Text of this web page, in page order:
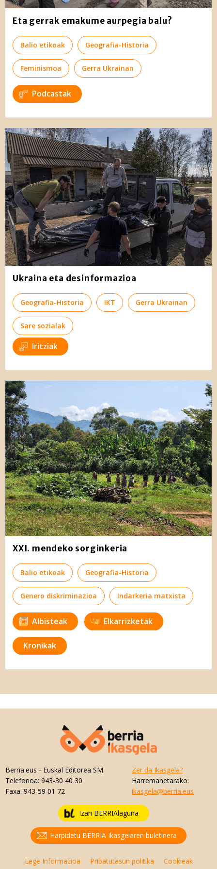
Eta gerrak emakume aurpegia balu?
Balio etikoak Geografia-Historia
Feminismoa Gerra Ukrainan
Podcastak
Ukraina eta desinformazioa
Geografia-Historia IKT Gerra Ukrainan
Sare sozialak
Iritziak
XXI. mendeko sorginkeria
Balio etikoak Geografia-Historia
Genero diskriminazioa Indarkeria matxista
Albisteak Elkarrizketak
Kronikak
Berria.eus - Euskal Editorea SM
Telefonoa: 943-30 40 30
Faxa: 943-59 01 72
Zer da Ikasgela?
Harremanetarako:
ikasgela@berria.eus
Izan BERRIAlaguna
Harpidetu BERRIA Ikasgelaren buletinera
Lege Informazioa Pribatutasun politika Cookieak